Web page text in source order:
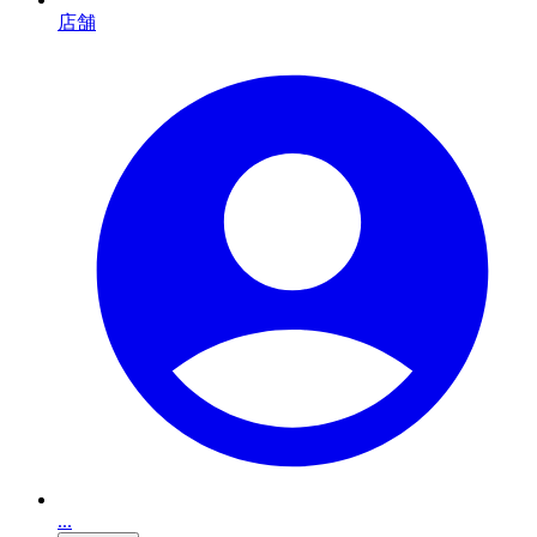
店舗
...